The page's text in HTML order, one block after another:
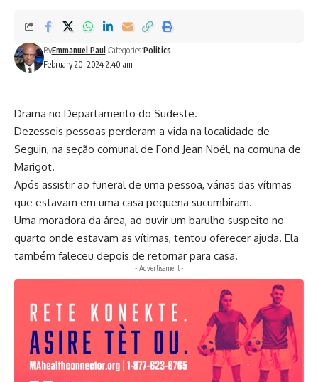
February 20, 2024 2:40 am
ByEmmanuel Paul Categories:Politics
Drama no Departamento do Sudeste.
Dezesseis pessoas perderam a vida na localidade de
Seguin, na seção comunal de Fond Jean Noël, na comuna de
Marigot.
Após assistir ao funeral de uma pessoa, várias das vítimas
que estavam em uma casa pequena sucumbiram.
Uma moradora da área, ao ouvir um barulho suspeito no
quarto onde estavam as vítimas, tentou oferecer ajuda. Ela
também faleceu depois de retornar para casa.
- Advertisement -